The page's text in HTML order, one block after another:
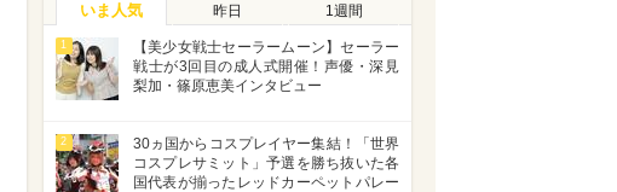
いま人気 昨日 1週間
1
【美少女戦士セーラームーン】セーラー
戦士が3回目の成人式開催！声優・深見
梨加・篠原恵美インタビュー
2
30ヵ国からコスプレイヤー集結！「世界
コスプレサミット」予選を勝ち抜いた各
国代表が揃ったレッドカーペットパレー